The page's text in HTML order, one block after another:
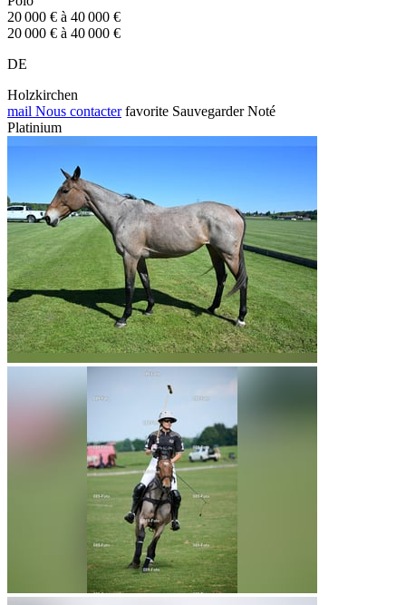
20 000 € à 40 000 €
20 000 € à 40 000 €
DE
Holzkirchen
mail Nous contacter favorite Sauvegarder Noté
Platinium